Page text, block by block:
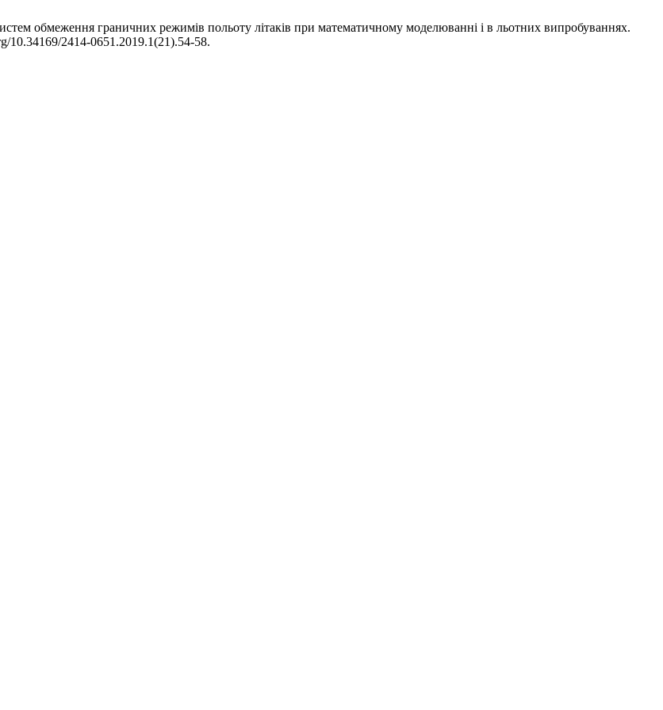
обмеження граничних режимів польоту літаків при математичному моделюванні і в льотних випробуваннях.
10.34169/2414-0651.2019.1(21).54-58.